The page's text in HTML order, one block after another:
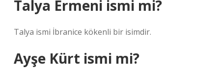
Talya Ermeni ismi mi?
Talya ismi İbranice kökenli bir isimdir.
Ayşe Kürt ismi mi?